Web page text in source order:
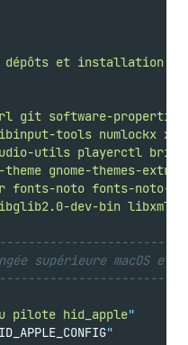
dépôts et installation
git software-properties-
tools numlockx
utils playerctl
gnome-themes-extra
fonts-noto fonts-noto-
dev-bin
supérieure macOS et
pilote hid_apple"
"